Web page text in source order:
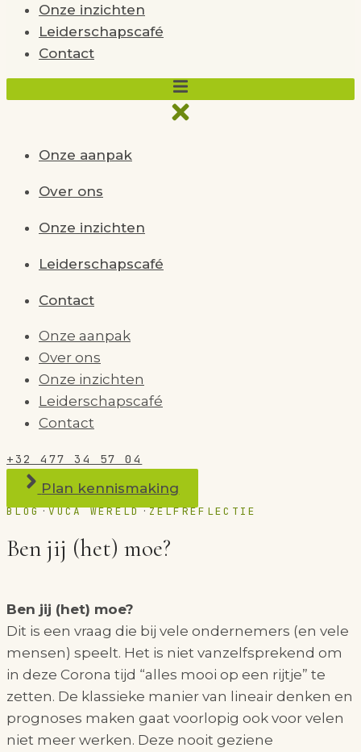
Onze inzichten
Leiderschapscafé
Contact
Onze aanpak
Over ons
Onze inzichten
Leiderschapscafé
Contact
Onze aanpak
Over ons
Onze inzichten
Leiderschapscafé
Contact
+32 477 34 57 04
Plan kennismaking
BLOG· VUCA WERELD· ZELFREFLECTIE
Ben jij (het) moe?
Ben jij (het) moe?
Dit is een vraag die bij vele ondernemers (en vele
mensen) speelt. Het is niet vanzelfsprekend om
in deze Corona tijd “alles mooi op een rijtje” te
zetten. De klassieke manier van lineair denken en
prognoses maken gaat voorlopig ook voor velen
niet meer werken. Deze nooit geziene